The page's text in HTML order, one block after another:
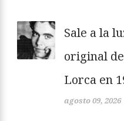
Sale a la
original
Lorca en
agosto 09, 2026